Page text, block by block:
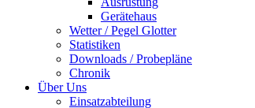
Gerätehaus
Wetter / Pegel Glotter
Statistiken
Downloads / Probepläne
Chronik
Über Uns
Einsatzabteilung